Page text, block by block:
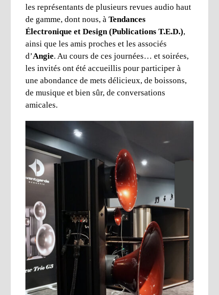
les représentants de plusieurs revues audio haut
de gamme, dont nous, àTendances
Électronique et Design (Publications T.E.D.),
ainsi que les amis proches et les associés
d’Angie. Au cours de ces journées… et soirées,
les invités ont été accueillis pour participer à
une abondance de mets délicieux, de boissons,
de musique et bien sûr, de conversations
amicales.